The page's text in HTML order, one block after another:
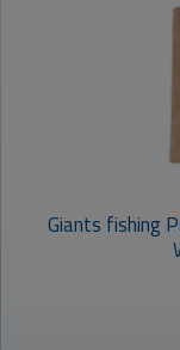
Giants fishing